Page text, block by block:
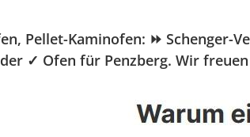
Pellet-Kaminofen: ⏩
✓ Ofen für Penzberg. Wir